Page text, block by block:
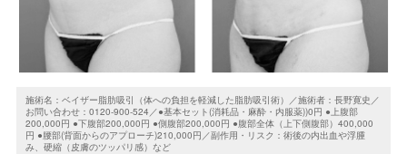
施術名：ベイザー脂肪吸引（体への負担を軽減した脂肪吸引術）／施術者：長野寛史／
お問い合わせ：0120-900-524／●基本セット(消耗品・麻酔・内服薬))0円 ●上腹部
200,000円 ●下腹部200,000円 ●側腹部200,000円 ●腹部全体（上下側腹部）400,000
円 ●腰部(背面からのアプローチ)210,000円／副作用・リスク：術後の内出血や浮腫
み、硬縮（皮膚のツッパリ感）など